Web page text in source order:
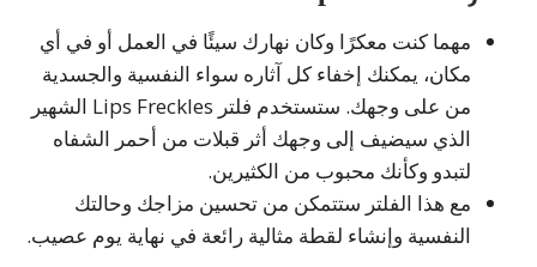
مهما كنت معكرًا وكان نهارك سيئًا في العمل أو في أي
مكان، يمكنك إخفاء كل آثاره سواء النفسية والجسدية
من على وجهك. ستستخدم فلتر Lips Freckles الشهير
الذي سيضيف إلى وجهك أثر قبلات من أحمر الشفاه
لتبدو وكأنك محبوب من الكثيرين.
مع هذا الفلتر ستتمكن من تحسين مزاجك وحالتك
النفسية وإنشاء لقطة مثالية رائعة في نهاية يوم عصيب.